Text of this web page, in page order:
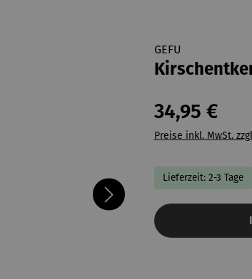
GEFU
34,95 €
Preise inkl. MwSt.
Lieferzeit: 2-3 Tage